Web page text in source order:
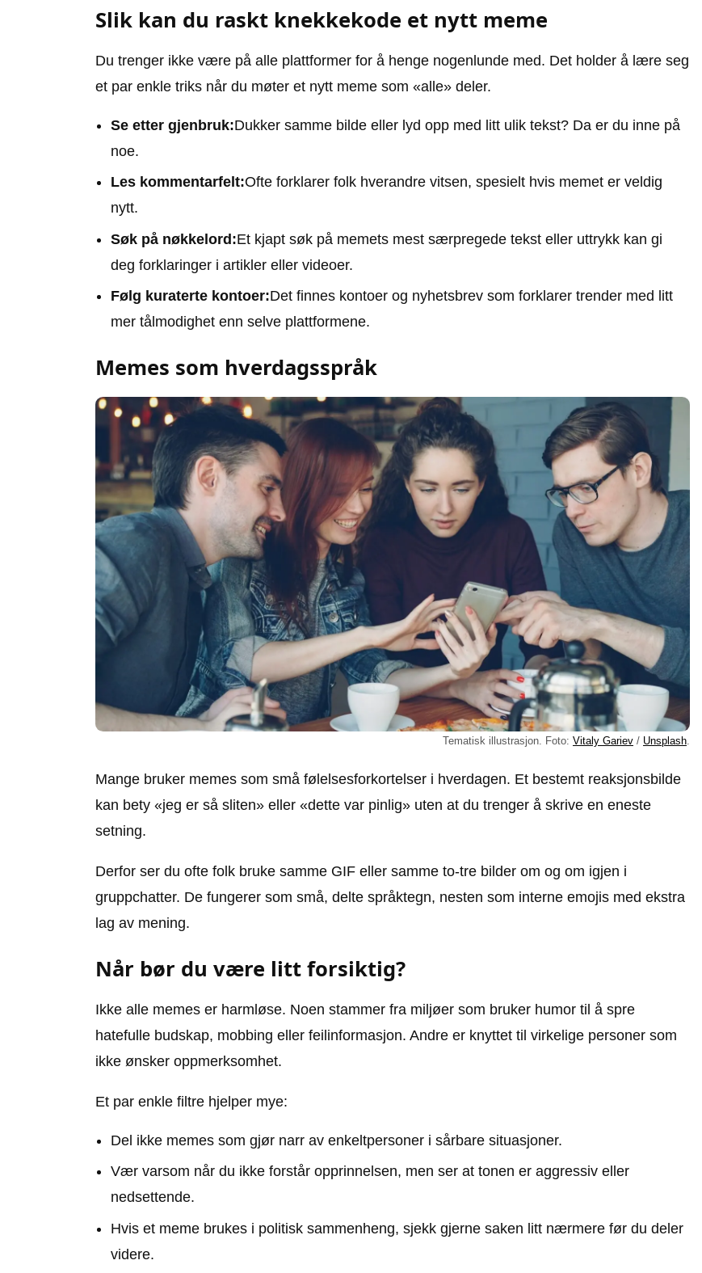
Slik kan du raskt knekkekode et nytt meme
Du trenger ikke være på alle plattformer for å henge nogenlunde med. Det holder å lære seg
et par enkle triks når du møter et nytt meme som «alle» deler.
Se etter gjenbruk:Dukker samme bilde eller lyd opp med litt ulik tekst? Da er du inne på
noe.
Les kommentarfelt:Ofte forklarer folk hverandre vitsen, spesielt hvis memet er veldig
nytt.
Søk på nøkkelord:Et kjapt søk på memets mest særpregede tekst eller uttrykk kan gi
deg forklaringer i artikler eller videoer.
Følg kuraterte kontoer:Det finnes kontoer og nyhetsbrev som forklarer trender med litt
mer tålmodighet enn selve plattformene.
Memes som hverdagsspråk
Tematisk illustrasjon. Foto: Vitaly Gariev / Unsplash
Mange bruker memes som små følelsesforkortelser i hverdagen. Et bestemt reaksjonsbilde
kan bety «jeg er så sliten» eller «dette var pinlig» uten at du trenger å skrive en eneste
setning.
Derfor ser du ofte folk bruke samme GIF eller samme to-tre bilder om og om igjen i
gruppchatter. De fungerer som små, delte språktegn, nesten som interne emojis med ekstra
lag av mening.
Når bør du være litt forsiktig?
Ikke alle memes er harmløse. Noen stammer fra miljøer som bruker humor til å spre
hatefulle budskap, mobbing eller feilinformasjon. Andre er knyttet til virkelige personer som
ikke ønsker oppmerksomhet.
Et par enkle filtre hjelper mye:
Del ikke memes som gjør narr av enkeltpersoner i sårbare situasjoner.
Vær varsom når du ikke forstår opprinnelsen, men ser at tonen er aggressiv eller
nedsettende.
Hvis et meme brukes i politisk sammenheng, sjekk gjerne saken litt nærmere før du deler
videre.